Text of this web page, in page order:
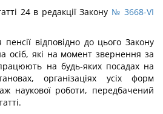
24 в редакції Закону № 3668-VI
відповідно до цього Закону
осіб, які на момент звернення за
на будь-яких посадах на
організаціях усіх форм
наукової роботи, передбачений